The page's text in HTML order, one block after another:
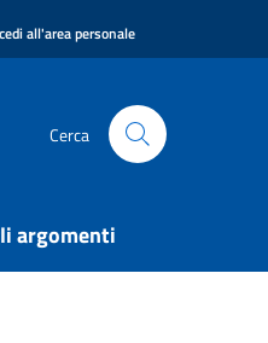
all'area personale
Cerca
argomenti